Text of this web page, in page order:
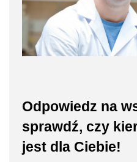
Odpowiedz na
sprawdź, czy
jest dla Ciebie!